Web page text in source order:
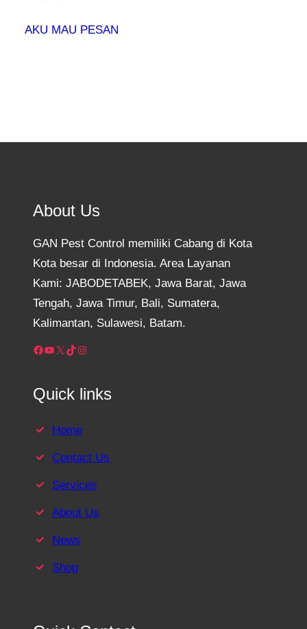
AKU MAU PESAN
About Us
GAN Pest Control memiliki Cabang di Kota
Kota besar di Indonesia. Area Layanan
Kami: JABODETABEK, Jawa Barat, Jawa
Tengah, Jawa Timur, Bali, Sumatera,
Kalimantan, Sulawesi, Batam.
Facebook YouTube X TikTok Instagram
Quick links
Home
Contact Us
Services
About Us
News
Shop